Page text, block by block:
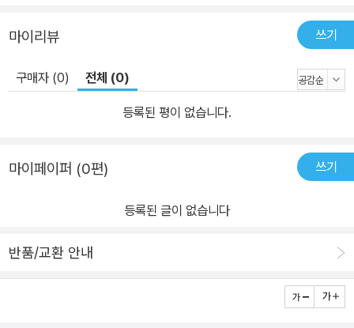
마이리뷰 쓰기
구매자 (0) 전체 (0)
등록된 평이 없습니다.
마이페이퍼 (0편) 쓰기
등록된 글이 없습니다
반품/교환 안내